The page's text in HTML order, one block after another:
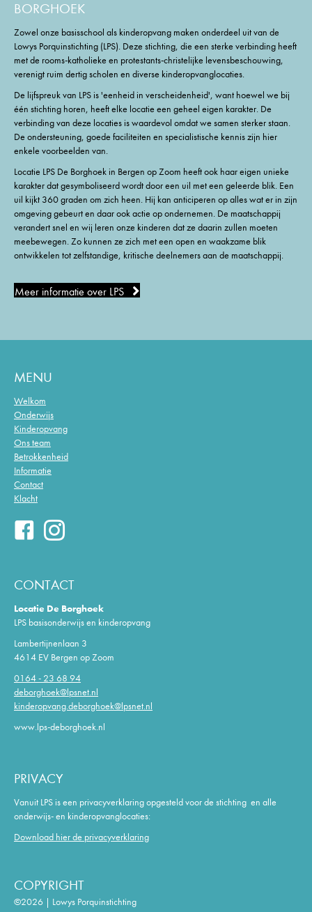
BORGHOEK
Zowel onze basisschool als kinderopvang maken onderdeel uit van de
Lowys Porquinstichting (LPS). Deze stichting, die een sterke verbinding heeft
met de rooms-katholieke en protestants-christelijke levensbeschouwing,
verenigt ruim dertig scholen en diverse kinderopvanglocaties.
De lijfspreuk van LPS is 'eenheid in verscheidenheid', want hoewel we bij
één stichting horen, heeft elke locatie een geheel eigen karakter. De
verbinding van deze locaties is waardevol omdat we samen sterker staan.
De ondersteuning, goede faciliteiten en specialistische kennis zijn hier
enkele voorbeelden van.
Locatie LPS De Borghoek in Bergen op Zoom heeft ook haar eigen unieke
karakter dat gesymboliseerd wordt door een uil met een geleerde blik. Een
uil kijkt 360 graden om zich heen. Hij kan anticiperen op alles wat er in zijn
omgeving gebeurt en daar ook actie op ondernemen. De maatschappij
verandert snel en wij leren onze kinderen dat ze daarin zullen moeten
meebewegen. Zo kunnen ze zich met een open en waakzame blik
ontwikkelen tot zelfstandige, kritische deelnemers aan de maatschappij.
Meer informatie over LPS
MENU
Welkom
Onderwijs
Kinderopvang
Ons team
Betrokkenheid
Informatie
Contact
Klacht
CONTACT
Locatie De Borghoek
LPS basisonderwijs en kinderopvang
Lambertijnenlaan 3
4614 EV Bergen op Zoom
0164 - 23 68 94
deborghoek@lpsnet.nl
kinderopvang.deborghoek@lpsnet.nl
www.lps-deborghoek.nl
PRIVACY
Vanuit LPS is een privacyverklaring opgesteld voor de stichting en alle
onderwijs- en kinderopvanglocaties:
Download hier de privacyverklaring
COPYRIGHT
©2026 | Lowys Porquinstichting